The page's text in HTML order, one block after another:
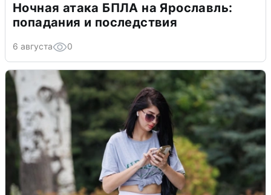
Ночная атака БПЛА на Ярославль:
попадания и последствия
6 августа 0